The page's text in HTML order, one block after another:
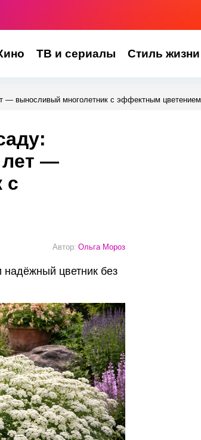
ТВ и сериалы Стиль жизни
— выносливый многолетник с эффектным цветением
лет —
с
Автор: Ольга Мороз
надёжный цветник без